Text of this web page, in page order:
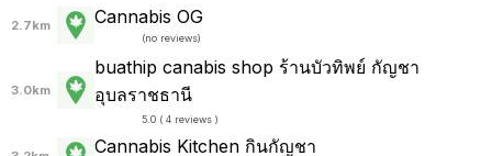
2.7km Cannabis OG
(no reviews)
3.0km
buathip canabis shop ร้านบัวทิพย์ กัญชา
อุบลราชธานี
5.0 ( 4 reviews )
Cannabis Kitchen กินกัญชา